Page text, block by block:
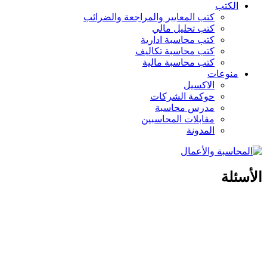
الكتب
كتب المعايير والمراجعة والضرائب
كتب تحليل مالي
كتب محاسبة ادارية
كتب محاسبة تكاليف
كتب محاسبة مالية
منوعات
الاكسيل
حوكمة الشركات
مدرس محاسبة
مقابلات المحاسبين
المدونة
الأسئلة